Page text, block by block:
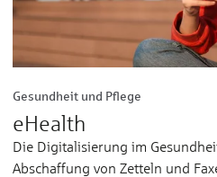
Gesundheit und Pflege
eHealth
Die Digitalisierung im
Abschaffung von Zetteln und